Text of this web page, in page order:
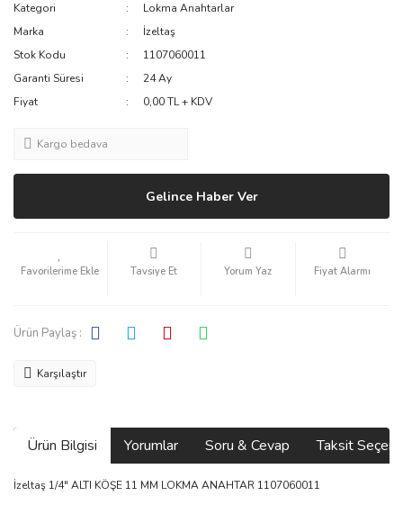
Kategori
Lokma Anahtarlar
Marka
İzeltaş
Stok Kodu
1107060011
Garanti Süresi
24 Ay
Fiyat
0,00 TL + KDV
Kargo bedava
Gelince Haber Ver
Tavsiye Et Yorum Yaz Fiyat Alarmı
Ürün Paylaş :
Karşılaştır
Ürün Bilgisi Yorumlar Soru & Cevap Taksit
İzeltaş 1/4" ALTI KÖŞE 11 MM LOKMA ANAHTAR 1107060011